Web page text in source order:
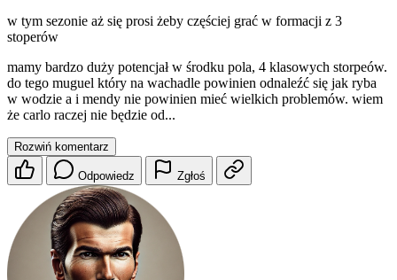
w tym sezonie aż się prosi żeby częściej grać w formacji z 3
stoperów
mamy bardzo duży potencjał w środku pola, 4 klasowych storpeów.
do tego muguel który na wachadle powinien odnaleźć się jak ryba
w wodzie a i mendy nie powinien mieć wielkich problemów. wiem
że carlo raczej nie będzie od...
Rozwiń komentarz
Odpowiedz Zgłoś